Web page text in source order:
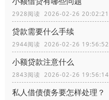
2928阅读 2026-02-26 20:02:21
贷款需要什么手续
2944阅读 2026-02-26 19:56:52
小额贷款注意什么
2843阅读 2026-02-26 19:56:14
私人借债债务要怎样处理？